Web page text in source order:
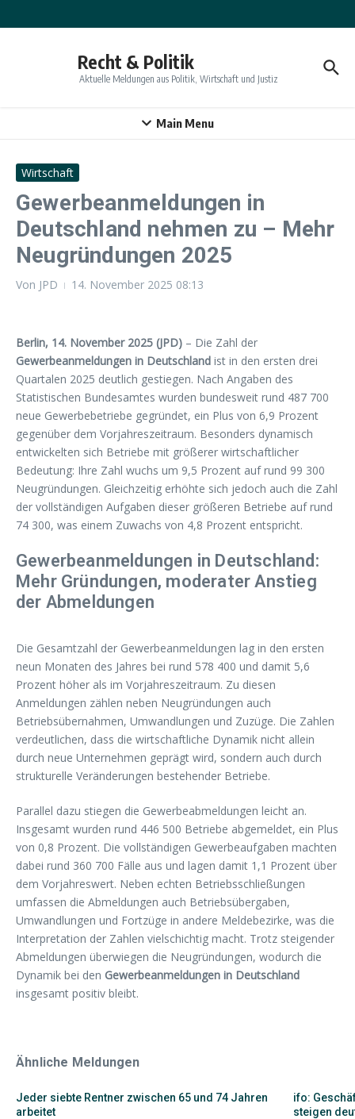
Recht & Politik
Aktuelle Meldungen aus Politik, Wirtschaft und Justiz
Main Menu
Wirtschaft
Gewerbeanmeldungen in
Deutschland nehmen zu – Mehr
Neugründungen 2025
Von JPD 14. November 2025 08:13
Berlin, 14. November 2025 (JPD) – Die Zahl der
Gewerbeanmeldungen in Deutschland ist in den ersten drei
Quartalen 2025 deutlich gestiegen. Nach Angaben des
Statistischen Bundesamtes wurden bundesweit rund 487 700
neue Gewerbebetriebe gegründet, ein Plus von 6,9 Prozent
gegenüber dem Vorjahreszeitraum. Besonders dynamisch
entwickelten sich Betriebe mit größerer wirtschaftlicher
Bedeutung: Ihre Zahl wuchs um 9,5 Prozent auf rund 99 300
Neugründungen. Gleichzeitig erhöhte sich jedoch auch die Zahl
der vollständigen Aufgaben dieser größeren Betriebe auf rund
74 300, was einem Zuwachs von 4,8 Prozent entspricht.
Gewerbeanmeldungen in Deutschland:
Mehr Gründungen, moderater Anstieg
der Abmeldungen
Die Gesamtzahl der Gewerbeanmeldungen lag in den ersten
neun Monaten des Jahres bei rund 578 400 und damit 5,6
Prozent höher als im Vorjahreszeitraum. Zu diesen
Anmeldungen zählen neben Neugründungen auch
Betriebsübernahmen, Umwandlungen und Zuzüge. Die Zahlen
verdeutlichen, dass die wirtschaftliche Dynamik nicht allein
durch neue Unternehmen geprägt wird, sondern auch durch
strukturelle Veränderungen bestehender Betriebe.
Parallel dazu stiegen die Gewerbeabmeldungen leicht an.
Insgesamt wurden rund 446 500 Betriebe abgemeldet, ein Plus
von 0,8 Prozent. Die vollständigen Gewerbeaufgaben machten
dabei rund 360 700 Fälle aus und lagen damit 1,1 Prozent über
dem Vorjahreswert. Neben echten Betriebsschließungen
umfassen die Abmeldungen auch Betriebsübergaben,
Umwandlungen und Fortzüge in andere Meldebezirke, was die
Interpretation der Zahlen vielschichtig macht. Trotz steigender
Abmeldungen überwiegen die Neugründungen, wodurch die
Dynamik bei den Gewerbeanmeldungen in Deutschland
insgesamt positiv bleibt.
Ähnliche Meldungen
Jeder siebte Rentner zwischen 65 und 74 Jahren
arbeitet
ifo:
steigen